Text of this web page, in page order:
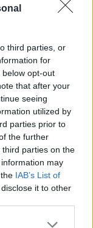
third parties, or
for
opt-out
that after your
seeing
utilized by
parties prior to
the further
parties on the
may
IAB’s List of
it to other
και
ότι η
ολικής